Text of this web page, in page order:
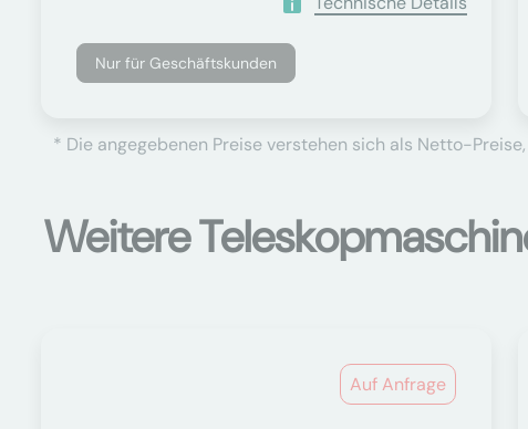
Nur für Geschäftskunden
* Die angegebenen Preise verstehen sich als Netto-
Weitere
Auf Anfrage